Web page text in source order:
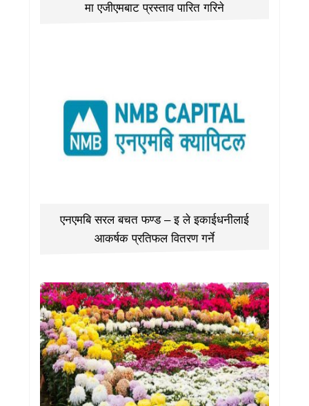
मा एजीएमबाट प्रस्ताव पारित गरिने
एनएमबि सरल बचत फण्ड – इ ले इकाईधनीलाई
आकर्षक प्रतिफल वितरण गर्ने